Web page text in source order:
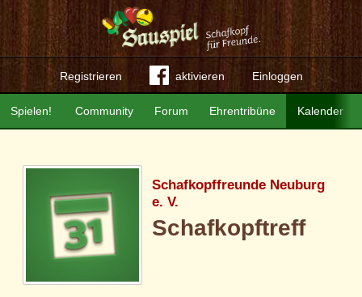
Registrieren aktivieren Einloggen
Community Forum Ehrentribüne Kalender
Spielen!
Schafkopffreunde Neuburg
e. V.
Schafkopftreff